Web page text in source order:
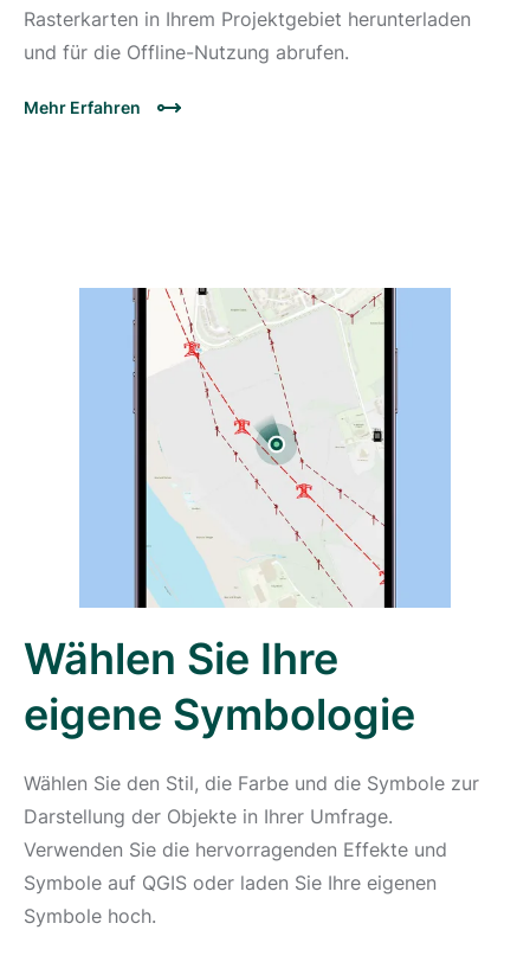
Rasterkarten in Ihrem Projektgebiet herunterladen
und für die Offline-Nutzung abrufen.
Mehr Erfahren
Wählen Sie Ihre
eigene Symbologie
Wählen Sie den Stil, die Farbe und die Symbole zur
Darstellung der Objekte in Ihrer Umfrage.
Verwenden Sie die hervorragenden Effekte und
Symbole auf QGIS oder laden Sie Ihre eigenen
Symbole hoch.